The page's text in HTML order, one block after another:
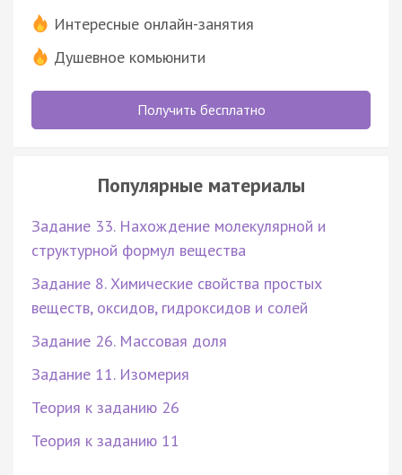
Интересные онлайн-занятия
Душевное комьюнити
Получить бесплатно
Популярные материалы
Задание 33. Нахождение молекулярной и
структурной формул вещества
Задание 8. Химические свойства простых
веществ, оксидов, гидроксидов и солей
Задание 26. Массовая доля
Задание 11. Изомерия
Теория к заданию 26
Теория к заданию 11